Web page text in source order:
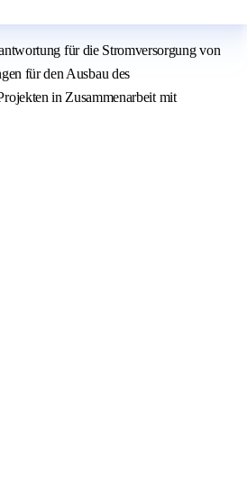
für die Stromversorgung von
für den Ausbau des
in Zusammenarbeit mit